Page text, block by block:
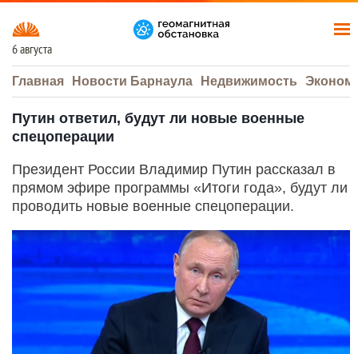
6 августа
Главная Новости Барнаула Недвижимость
Путин ответил, будут ли новые военные
спецоперации
Президент России Владимир Путин рассказал в
прямом эфире программы «Итоги года», будут ли
проводить новые военные спецоперации.